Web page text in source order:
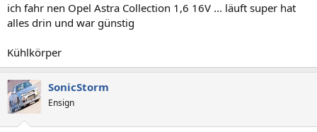
ich fahr nen Opel Astra Collection 1,6 16V ... läuft super hat
alles drin und war günstig
Kühlkörper
SonicStorm
Ensign